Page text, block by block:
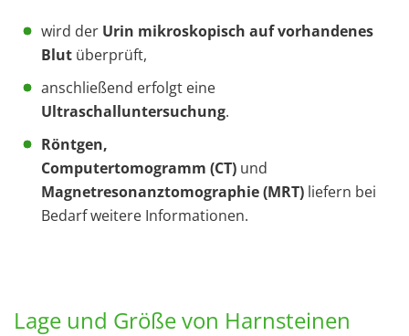
wird der Urin mikroskopisch auf vorhandenes
Blut überprüft,
anschließend erfolgt eine
Ultraschalluntersuchung.
Röntgen,
Computertomogramm (CT) und
Magnetresonanztomographie (MRT) liefern bei
Bedarf weitere Informationen.
Lage und Größe von Harnsteinen